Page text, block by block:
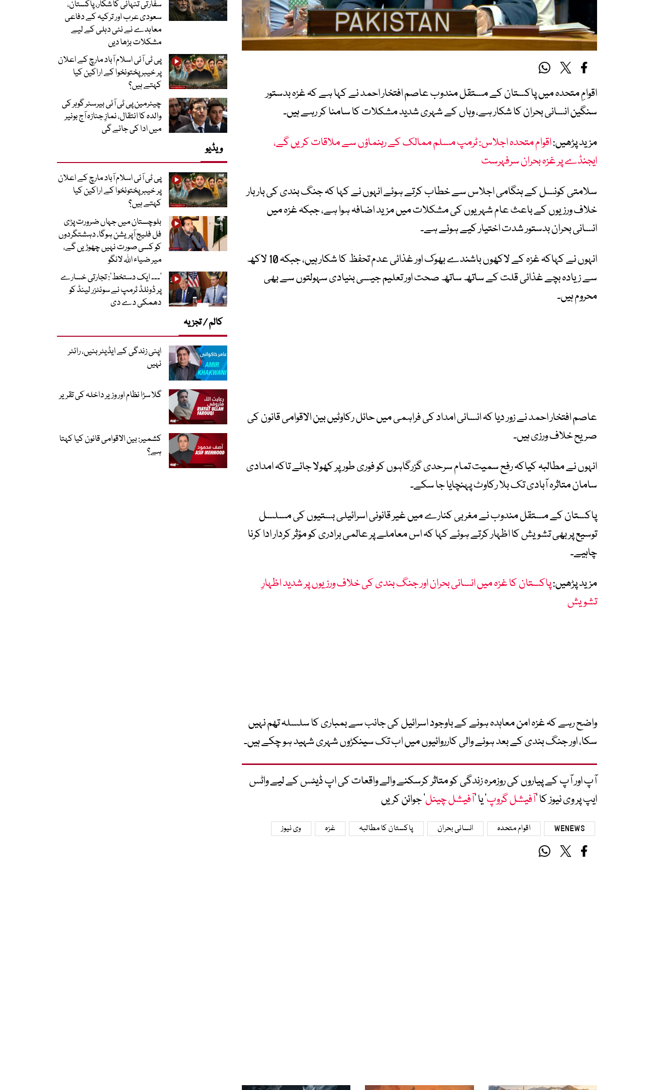
اقوامِ متحدہ میں پاکستان کے مستقل مندوب عاصم افتخار احمد نے کہا ہے کہ غزہ بدستور
سنگین انسانی بحران کا شکار ہے، وہاں کے شہری شدید مشکلات کا سامنا کر رہے ہیں۔
مزید پڑھیں:اقوام متحدہ اجلاس: ٹرمپ مسلم ممالک کے رہنماؤں سے ملاقات کریں گے،
ایجنڈے پر غزہ بحران سرفہرست
سلامتی کونسل کے ہنگامی اجلاس سے خطاب کرتے ہوئے انہوں نے کہا کہ جنگ بندی کی بار بار
خلاف ورزیوں کے باعث عام شہریوں کی مشکلات میں مزید اضافہ ہوا ہے، جبکہ غزہ میں
انسانی بحران بدستور شدت اختیار کیے ہوئے ہے۔
انہوں نے کہاکہ غزہ کے لاکھوں باشندے بھوک اور غذائی عدم تحفظ کا شکار ہیں، جبکہ 10 لاکھ
سے زیادہ بچے غذائی قلت کے ساتھ ساتھ صحت اور تعلیم جیسی بنیادی سہولتوں سے بھی
محروم ہیں۔
عاصم افتخار احمد نے زور دیا کہ انسانی امداد کی فراہمی میں حائل رکاوٹیں بین الاقوامی قانون کی
صریح خلاف ورزی ہیں۔
انہوں نے مطالبہ کیاکہ رفح سمیت تمام سرحدی گزرگاہوں کو فوری طور پر کھولا جائے تاکہ امدادی
سامان متاثرہ آبادی تک بلا رکاوٹ پہنچایا جا سکے۔
پاکستان کے مستقل مندوب نے مغربی کنارے میں غیر قانونی اسرائیلی بستیوں کی مسلسل
توسیع پر بھی تشویش کا اظہار کرتے ہوئے کہا کہ اس معاملے پر عالمی برادری کو مؤثر کردار ادا کرنا
چاہیے۔
مزید پڑھیں:پاکستان کا غزہ میں انسانی بحران اور جنگ بندی کی خلاف ورزیوں پر شدید اظہارِ
تشویش
واضح رہے کہ غزہ امن معاہدہ ہونے کے باوجود اسرائیل کی جانب سے بمباری کا سلسلہ تھم نہیں
سکا، اور جنگ بندی کے بعد ہونے والی کارروائیوں میں اب تک سینکڑوں شہری شہید ہو چکے ہیں۔
آپ اور آپ کے پیاروں کی روزمرہ زندگی کو متاثر کرسکنے والے واقعات کی اپ ڈیٹس کے لیے واٹس
ایپ پر وی نیوز کا ’آفیشل گروپ‘ یا ’آفیشل چینل‘ جوائن کریں
WENEWS اقوام متحدہ انسانی بحران پاکستان کا مطالبہ غزہ وی نیوز
سفارتی تنہائی کا شکار، پاکستان،
سعودی عرب اور ترکیہ کے دفاعی
معاہدے نے نئی دہلی کے لیے
مشکلات بڑھا دیں
پی ٹی آئی اسلام آباد مارچ کے اعلان
پر خیبر پختونخوا کے اراکین کیا
کہتے ہیں؟
چیئرمین پی ٹی آئی بیرسٹر گوہر کی
والدہ کا انتقال، نمازِ جنازہ آج بونیر
میں ادا کی جائے گی
ویڈیو
پی ٹی آئی اسلام آباد مارچ کے اعلان
پر خیبر پختونخوا کے اراکین کیا
کہتے ہیں؟
بلوچستان میں جہاں ضرورت پڑی
فل فلیج آپریشن ہوگا، دہشتگردوں
کو کسی صورت نہیں چھوڑیں گے،
میر ضیاء اللہ لانگو
’۔۔۔ ایک دستخط‘: تجارتی خسارے
پر ڈونلڈ ٹرمپ نے سوئٹزر لینڈ کو
دھمکی دے دی
کالم / تجزیہ
اپنی زندگی کے ایڈیٹر بنیں، رائٹر
نہیں
گلا سڑا نظام اور وزیر داخلہ کی تقریر
کشمیر: بین الاقوامی قانون کیا کہتا
ہے؟